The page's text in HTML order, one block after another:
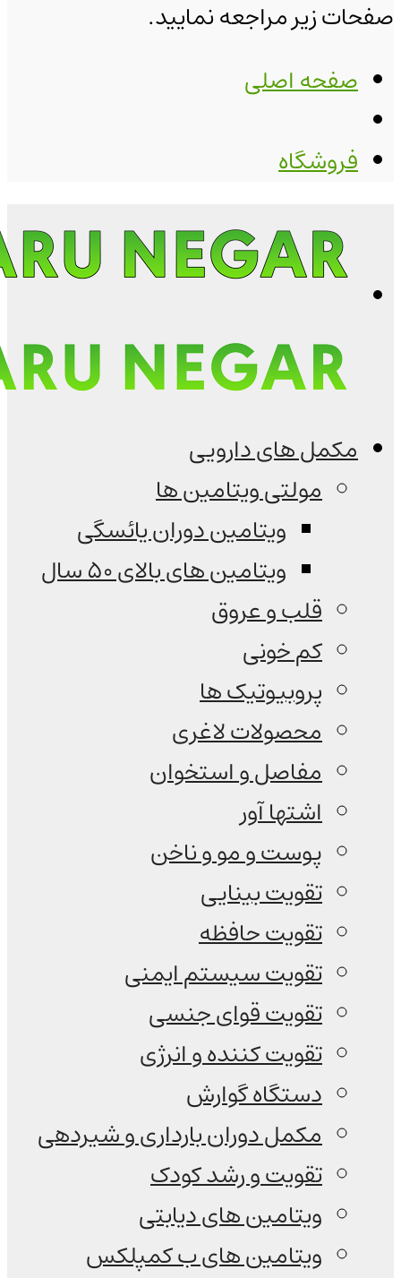
صفحات زیر مراجعه نمایید.
صفحه اصلی
فروشگاه
مکمل های دارویی
مولتی ویتامین ها
ویتامین دوران یائسگی
ویتامین های بالای 50 سال
قلب و عروق
کم خونی
پروبیوتیک ها
محصولات لاغری
مفاصل و استخوان
اشتها آور
پوست و مو و ناخن
تقویت بینایی
تقویت حافظه
تقویت سیستم ایمنی
تقویت قوای جنسی
تقویت کننده و انرژی
دستگاه گوارش
مکمل دوران بارداری و شیردهی
تقویت و رشد کودک
ویتامین های دیابتی
ویتامین های ب کمپلکس